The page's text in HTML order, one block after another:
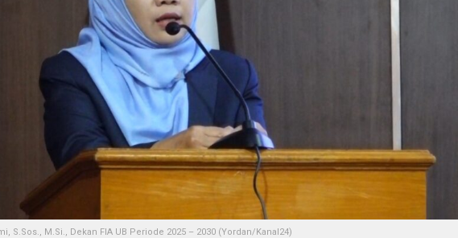
S.Sos., M.Si., Dekan FIA UB Periode 2025 – 2030 (Yordan/Kanal24)